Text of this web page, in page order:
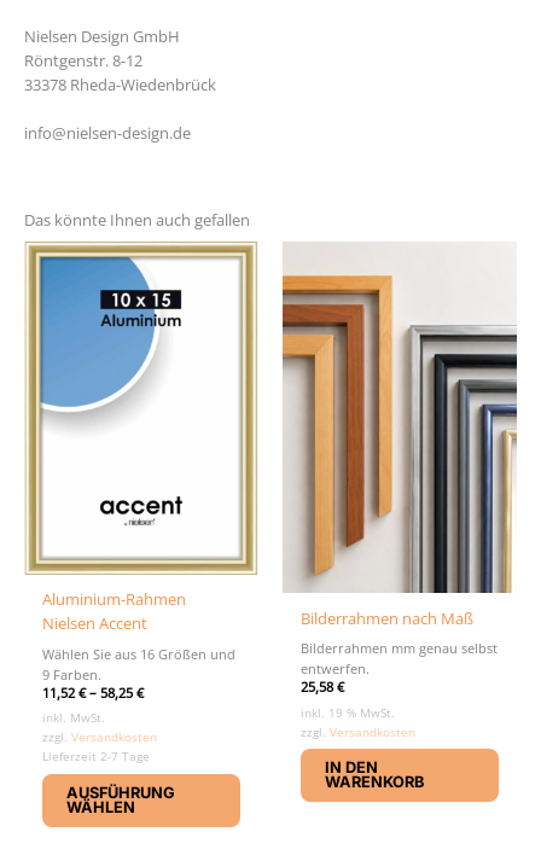
Nielsen Design GmbH
Röntgenstr. 8-12
33378 Rheda-Wiedenbrück
info@nielsen-design.de
Das könnte Ihnen auch gefallen
Aluminium-Rahmen
Nielsen Accent
Wählen Sie aus 16 Größen und
9 Farben.
11,52€–58,25€
inkl. MwSt.
zzgl.Versandkosten
Lieferzeit 2-7 Tage
AUSFÜHRUNG
WÄHLEN
Dieses
weist
Bilderrahmen nach Maß
Bilderrahmen mm genau selbst
entwerfen.
25,58€
inkl. 19 % MwSt.
zzgl.Versandkosten
IN DEN
WARENKORB